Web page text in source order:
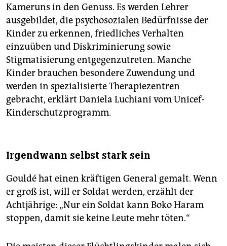
Kameruns in den Genuss. Es werden Lehrer
ausgebildet, die psychosozialen Bedürfnisse der
Kinder zu erkennen, friedliches Verhalten
einzuüben und Diskriminierung sowie
Stigmatisierung entgegenzutreten. Manche
Kinder brauchen besondere Zuwendung und
werden in spezialisierte Therapiezentren
gebracht, erklärt Daniela Luchiani vom Unicef-
Kinderschutzprogramm.
Irgendwann selbst stark sein
Gouldé hat einen kräftigen General gemalt. Wenn
er groß ist, will er Soldat werden, erzählt der
Achtjährige: „Nur ein Soldat kann Boko Haram
stoppen, damit sie keine Leute mehr töten.“